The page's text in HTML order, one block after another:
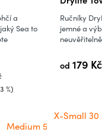
%)
a
Sea to
Medium 50 x 100 cm
od 179 Kč
Ručníky
jemné a
X-Small 30